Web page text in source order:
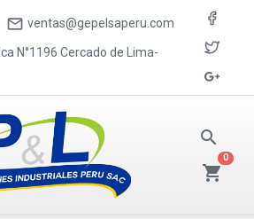
mail_outline ventas@gepelsaperu.com
N°1196 Cercado de Lima-
search
shopping_cart
0